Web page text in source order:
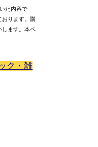
た内容で
おります。購
します。本ペ
ク・雑